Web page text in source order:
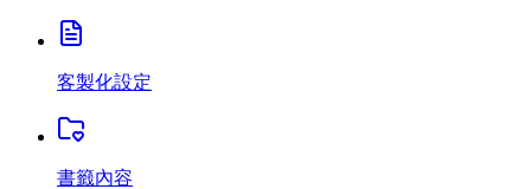
客製化設定
書籤內容